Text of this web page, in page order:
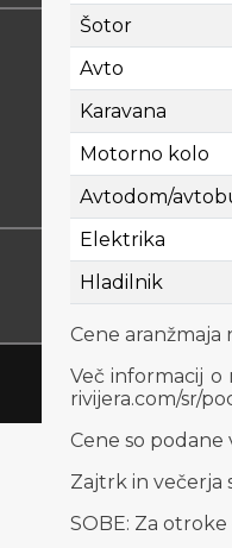
Šotor
Avto
Karavana
Motorno kolo
Avtodom/
Elektrika
Hladilnik
Cene aranžmaja
Več informacij o
rivijera.com/sr/
Cene so podane
Zajtrk in večerja
SOBE: Za